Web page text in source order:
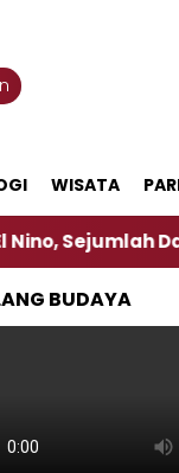
WISATA
Daerah di
BUDAYA